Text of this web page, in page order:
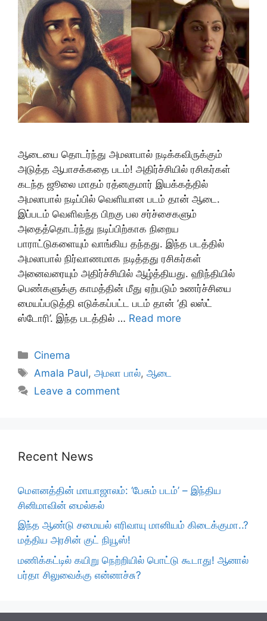
ஆடையை தொடர்ந்து அமலாபால் நடிக்கவிருக்கும்
அடுத்த ஆபாசக்கதை படம்! அதிர்ச்சியில் ரசிகர்கள்
கடந்த ஜூலை மாதம் ரத்னகுமார் இயக்கத்தில்
அமலாபால் நடிப்பில் வெளியான படம் தான் ஆடை.
இப்படம் வெளிவந்த பிறகு பல சர்ச்சைகளும்
அதைத்தொடர்ந்து நடிப்பிற்காக நிறைய
பாராட்டுகளையும் வாங்கிய தந்தது. இந்த படத்தில்
அமலாபால் நிர்வாணமாக நடித்தது ரசிகர்கள்
அனைவரையும் அதிர்ச்சியில் ஆழ்த்தியது. ஹிந்தியில்
பெண்களுக்கு காமத்தின் மீது ஏற்படும் உணர்ச்சியை
மையப்படுத்தி எடுக்கப்பட்ட படம் தான் ’தி லஸ்ட்
ஸ்டோரி’. இந்த படத்தில் … Read more
Categories
Cinema
Tags
Amala Paul,அமலா பால்,ஆடை
Leave a comment
Recent News
மௌனத்தின் மாயாஜாலம்: ‘பேசும் படம்’ – இந்திய
சினிமாவின் மைல்கல்
இந்த ஆண்டு சமையல் எரிவாயு மானியம் கிடைக்குமா..?
மத்திய அரசின் குட் நியூஸ்!
மணிக்கட்டில் கயிறு நெற்றியில் பொட்டு கூடாது! ஆனால்
பர்தா சிலுவைக்கு என்னாச்சு?